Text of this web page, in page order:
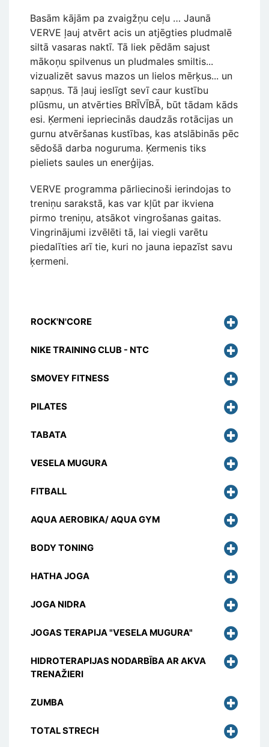
Basām kājām pa zvaigžņu ceļu … Jaunā
VERVE ļauj atvērt acis un atjēgties pludmalē
siltā vasaras naktī. Tā liek pēdām sajust
mākoņu spilvenus un pludmales smiltis...
vizualizēt savus mazos un lielos mērķus... un
sapņus. Tā ļauj ieslīgt sevī caur kustību
plūsmu, un atvērties BRĪVĪBĀ, būt tādam kāds
esi. Ķermeni iepriecinās daudzās rotācijas un
gurnu atvēršanas kustības, kas atslābinās pēc
sēdošā darba noguruma. Ķermenis tiks
pieliets saules un enerģijas.
VERVE programma pārliecinoši ierindojas to
treniņu sarakstā, kas var kļūt par ikviena
pirmo treniņu, atsākot vingrošanas gaitas.
Vingrinājumi izvēlēti tā, lai viegli varētu
piedalīties arī tie, kuri no jauna iepazīst savu
ķermeni.
ROCK'N'CORE
NIKE TRAINING CLUB - NTC
SMOVEY FITNESS
PILATES
TABATA
VESELA MUGURA
FITBALL
AQUA AEROBIKA/ AQUA GYM
BODY TONING
HATHA JOGA
JOGA NIDRA
JOGAS TERAPIJA "VESELA MUGURA"
HIDROTERAPIJAS NODARBĪBA AR AKVA
TRENAŽIERI
ZUMBA
TOTAL STRECH